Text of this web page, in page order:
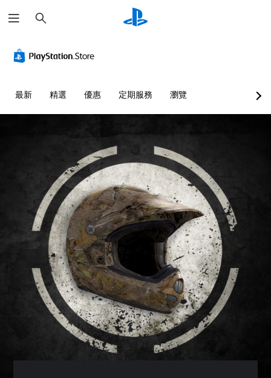
尋
最新 精選 優惠 定期服務 瀏覽